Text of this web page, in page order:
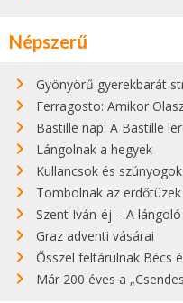
Népszerű
Gyönyörű gyerekbarát strandok
Ferragosto: Amikor
Bastille nap: A Bastille
Lángolnak a hegyek
Kullancsok és
Tombolnak az
Szent Iván-éj – A
Graz adventi vásárai
Ősszel feltárulnak Bécs és
Már 200 éves a